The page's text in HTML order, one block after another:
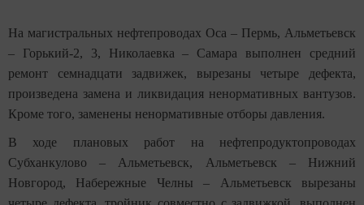
На магистральных нефтепроводах Оса – Пермь, Альметьевск
– Горький-2, 3, Николаевка – Самара выполнен средний
ремонт семнадцати задвижек, вырезаны четыре дефекта,
произведена замена и ликвидация ненормативных вантузов.
Кроме того, заменены ненормативные отборы давления.
В ходе плановых работ на нефтепродуктопроводах
Субханкулово – Альметьевск, Альметьевск – Нижний
Новгород, Набережные Челны – Альметьевск вырезаны